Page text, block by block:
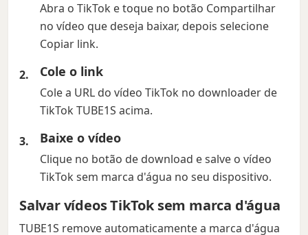
Abra o TikTok e toque no botão Compartilhar
no vídeo que deseja baixar, depois selecione
Copiar link.
Cole o link
Cole a URL do vídeo TikTok no downloader de
TikTok TUBE1S acima.
Baixe o vídeo
Clique no botão de download e salve o vídeo
TikTok sem marca d'água no seu dispositivo.
Salvar vídeos TikTok sem marca d'água
TUBE1S remove automaticamente a marca d'água